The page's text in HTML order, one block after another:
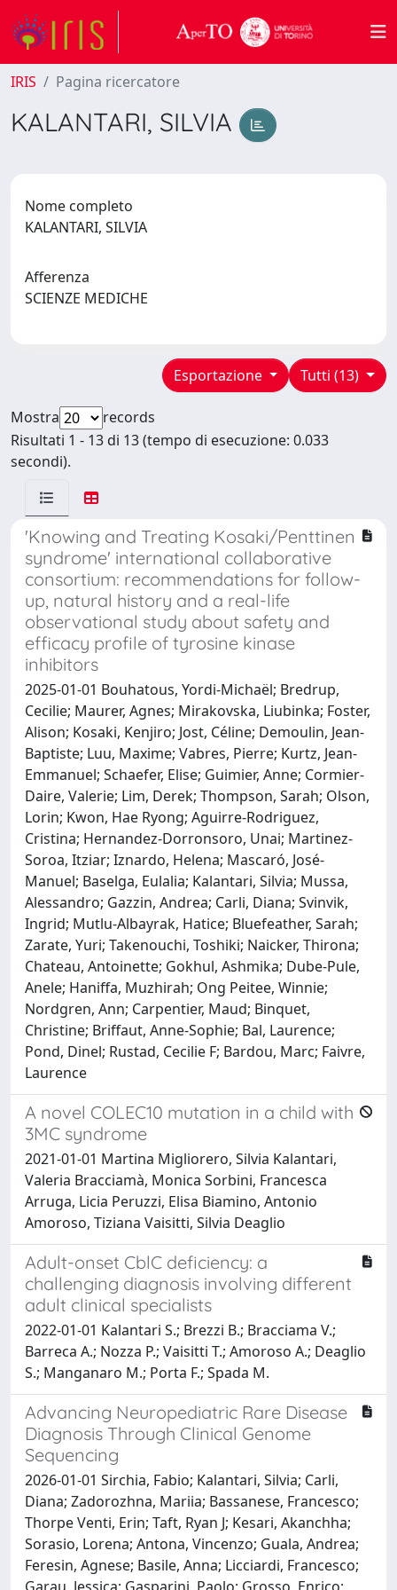
IRIS Pagina ricercatore
KALANTARI, SILVIA
Nome completo
KALANTARI, SILVIA
Afferenza
SCIENZE MEDICHE
Tutti (13)
Esportazione
Mostra
records
Risultati 1 - 13 di 13 (tempo di esecuzione: 0.033
secondi).
'Knowing and Treating Kosaki/Penttinen
syndrome' international collaborative
consortium: recommendations for follow-
up, natural history and a real-life
observational study about safety and
efficacy profile of tyrosine kinase
inhibitors
2025-01-01 Bouhatous, Yordi-Michaël; Bredrup,
Cecilie; Maurer, Agnes; Mirakovska, Liubinka; Foster,
Alison; Kosaki, Kenjiro; Jost, Céline; Demoulin, Jean-
Baptiste; Luu, Maxime; Vabres, Pierre; Kurtz, Jean-
Emmanuel; Schaefer, Elise; Guimier, Anne; Cormier-
Daire, Valerie; Lim, Derek; Thompson, Sarah; Olson,
Lorin; Kwon, Hae Ryong; Aguirre-Rodriguez,
Cristina; Hernandez-Dorronsoro, Unai; Martinez-
Soroa, Itziar; Iznardo, Helena; Mascaró, José-
Manuel; Baselga, Eulalia; Kalantari, Silvia; Mussa,
Alessandro; Gazzin, Andrea; Carli, Diana; Svinvik,
Ingrid; Mutlu-Albayrak, Hatice; Bluefeather, Sarah;
Zarate, Yuri; Takenouchi, Toshiki; Naicker, Thirona;
Chateau, Antoinette; Gokhul, Ashmika; Dube-Pule,
Anele; Haniffa, Muzhirah; Ong Peitee, Winnie;
Nordgren, Ann; Carpentier, Maud; Binquet,
Christine; Briffaut, Anne-Sophie; Bal, Laurence;
Pond, Dinel; Rustad, Cecilie F; Bardou, Marc; Faivre,
Laurence
A novel COLEC10 mutation in a child with
3MC syndrome
2021-01-01 Martina Migliorero, Silvia Kalantari,
Valeria Bracciamà, Monica Sorbini, Francesca
Arruga, Licia Peruzzi, Elisa Biamino, Antonio
Amoroso, Tiziana Vaisitti, Silvia Deaglio
Adult-onset CblC deficiency: a
challenging diagnosis involving different
adult clinical specialists
2022-01-01 Kalantari S.; Brezzi B.; Bracciama V.;
Barreca A.; Nozza P.; Vaisitti T.; Amoroso A.; Deaglio
S.; Manganaro M.; Porta F.; Spada M.
Advancing Neuropediatric Rare Disease
Diagnosis Through Clinical Genome
Sequencing
2026-01-01 Sirchia, Fabio; Kalantari, Silvia; Carli,
Diana; Zadorozhna, Mariia; Bassanese, Francesco;
Thorpe Venti, Erin; Taft, Ryan J; Kesari, Akanchha;
Sorasio, Lorena; Antona, Vincenzo; Guala, Andrea;
Feresin, Agnese; Basile, Anna; Licciardi, Francesco;